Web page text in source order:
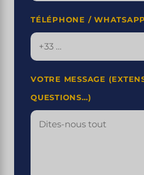
TÉLÉPHONE / WHATSAPP
VOTRE MESSAGE
QUESTIONS…)